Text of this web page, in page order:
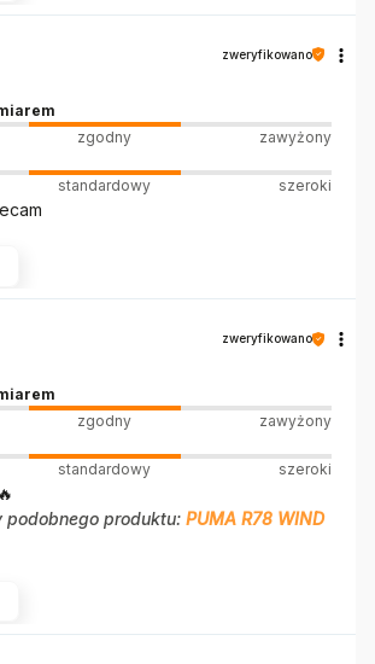
zweryfikowano
zgodny
zawyżony
standardowy szeroki
zweryfikowano
zgodny
zawyżony
standardowy szeroki
produktu: PUMA R78 WIND